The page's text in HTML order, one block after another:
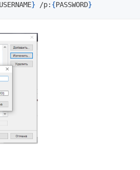
USERNAME} /p: {PASSWORD}